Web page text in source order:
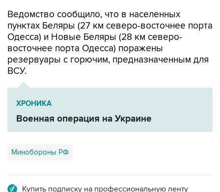
Ведомство сообщило, что в населенных
пунктах Беляры (27 км северо-восточнее порта
Одесса) и Новые Беляры (28 км северо-
восточнее порта Одесса) поражены
резервуары с горючим, предназначенным для
ВСУ.
ХРОНИКА
Военная операция на Украине
Минобороны РФ
Купить подписку на профессиональную ленту